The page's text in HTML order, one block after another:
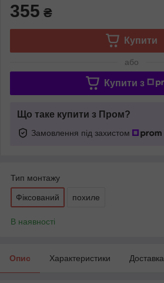
355 ₴
Купити
або
Купити з
Що таке купити з Пром?
Замовлення під захистом
Тип монтажу
Фіксований похиле
В наявності
Опис Характеристики Доставка